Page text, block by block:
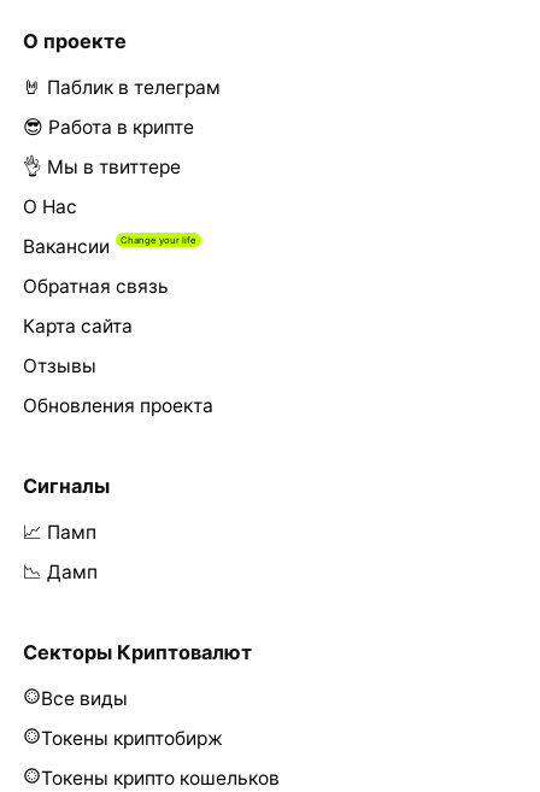
О проекте
🤘 Паблик в телеграм
😎 Работа в крипте
👌 Мы в твиттере
О Нас
Вакансии
Обратная связь
Карта сайта
Отзывы
Обновления проекта
Сигналы
📈 Памп
📉 Дамп
Секторы Криптовалют
Все виды
Токены криптобирж
Токены крипто кошельков